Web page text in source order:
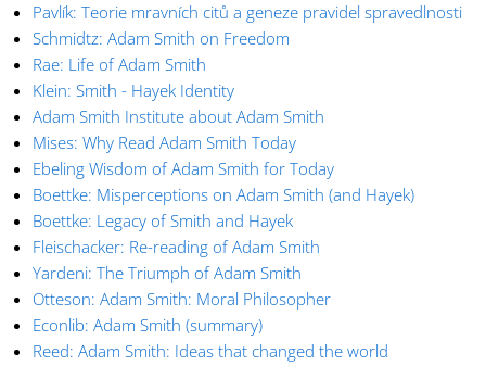
Pavlík: Teorie mravních citů a geneze pravidel spravedlnosti
Schmidtz: Adam Smith on Freedom
Rae: Life of Adam Smith
Klein: Smith - Hayek Identity
Adam Smith Institute about Adam Smith
Mises: Why Read Adam Smith Today
Ebeling Wisdom of Adam Smith for Today
Boettke: Misperceptions on Adam Smith (and Hayek)
Boettke: Legacy of Smith and Hayek
Fleischacker: Re-reading of Adam Smith
Yardeni: The Triumph of Adam Smith
Otteson: Adam Smith: Moral Philosopher
Econlib: Adam Smith (summary)
Reed: Adam Smith: Ideas that changed the world